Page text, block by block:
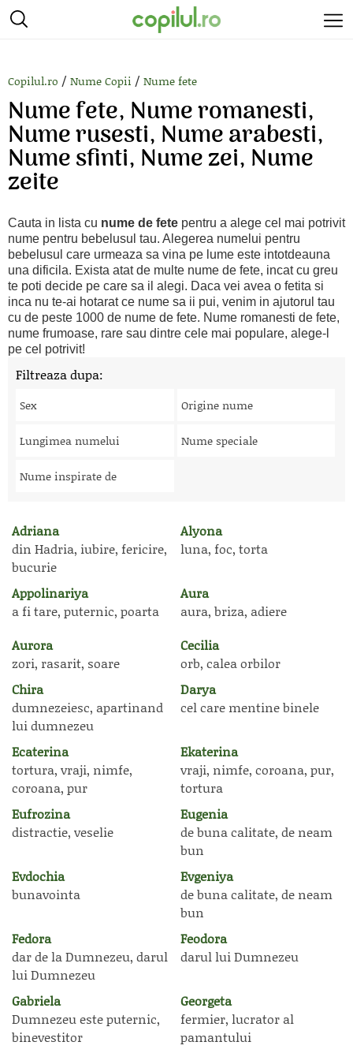
Copilul.ro / Nume Copii / Nume fete
Nume fete, Nume romanesti,
Nume rusesti, Nume arabesti,
Nume sfinti, Nume zei, Nume
zeite
Cauta in lista cu nume de fete pentru a alege cel mai potrivit
nume pentru bebelusul tau. Alegerea numelui pentru
bebelusul care urmeaza sa vina pe lume este intotdeauna
una dificila. Exista atat de multe nume de fete, incat cu greu
te poti decide pe care sa il alegi. Daca vei avea o fetita si
inca nu te-ai hotarat ce nume sa ii pui, venim in ajutorul tau
cu de peste 1000 de nume de fete. Nume romanesti de fete,
nume frumoase, rare sau dintre cele mai populare, alege-l
pe cel potrivit!
Filtreaza dupa:
Sex Origine nume
Lungimea numelui Nume speciale
Nume inspirate de
Adriana
din Hadria, iubire, fericire,
bucurie
Alyona
luna, foc, torta
Appolinariya
a fi tare, puternic, poarta
Aura
aura, briza, adiere
Aurora
zori, rasarit, soare
Cecilia
orb, calea orbilor
Chira
dumnezeiesc, apartinand
lui dumnezeu
Darya
cel care mentine binele
Ecaterina
tortura, vraji, nimfe,
coroana, pur
Ekaterina
vraji, nimfe, coroana, pur,
tortura
Eufrozina
distractie, veselie
Eugenia
de buna calitate, de neam
bun
Evdochia
bunavointa
Evgeniya
de buna calitate, de neam
bun
Fedora
dar de la Dumnezeu, darul
lui Dumnezeu
Feodora
darul lui Dumnezeu
Gabriela
Dumnezeu este puternic,
binevestitor
Georgeta
fermier, lucrator al
pamantului